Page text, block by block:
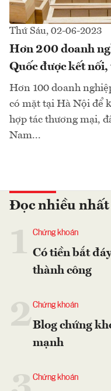
Thứ Sáu, 02-06-2023
Hơn 200 doanh
Quốc được kết
Hơn 100 doanh
có mặt tại Hà Nội để
hợp tác thương mại,
Nam...
Đọc nhiều nhất
Chứng khoán
Có tiền bắt
thành công
2Chứng khoán
Blog chứng
mạnh
Chứng khoán